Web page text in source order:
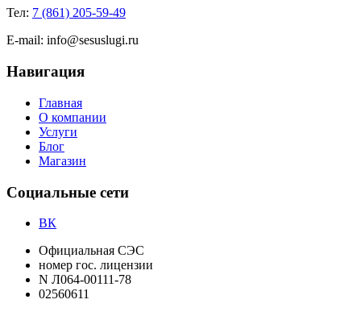
Тел: 7 (861) 205-59-49
E-mail: info@sesuslugi.ru
Навигация
Главная
О компании
Услуги
Блог
Магазин
Социальные сети
ВК
Официальная СЭС
номер гос. лицензии
N Л064-00111-78
02560611